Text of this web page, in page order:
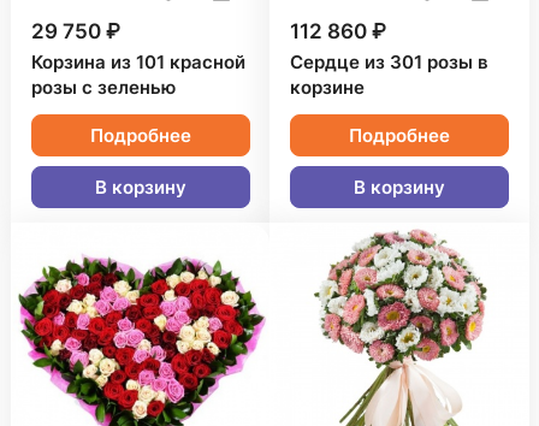
29 750 ₽
Корзина из 101 красной
розы с зеленью
Подробнее
В корзину
112 860 ₽
Сердце из 301 розы в
корзине
Подробнее
В корзину